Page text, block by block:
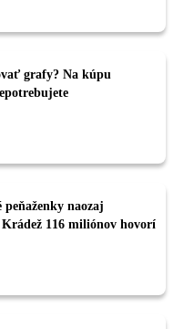
grafy? Na kúpu
peňaženky naozaj
116 miliónov hovorí